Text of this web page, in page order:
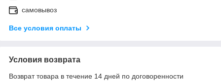
самовывоз
Все условия оплаты
Условия возврата
Возврат товара в течение 14 дней по договоренности